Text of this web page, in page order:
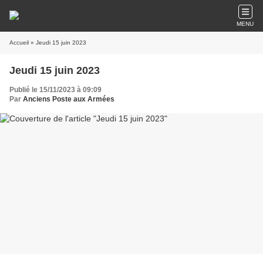
MENU
Accueil » Jeudi 15 juin 2023
Jeudi 15 juin 2023
Publié le 15/11/2023 à 09:09
Par Anciens Poste aux Armées